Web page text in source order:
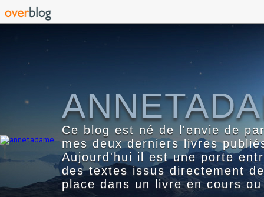
Ce blog est né de l'envie de
mes deux derniers livres
Aujourd'hui il est une porte
des textes issus directement
place dans un livre en cours